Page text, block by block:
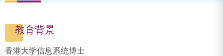
教育背景
香港大学信息系统博士